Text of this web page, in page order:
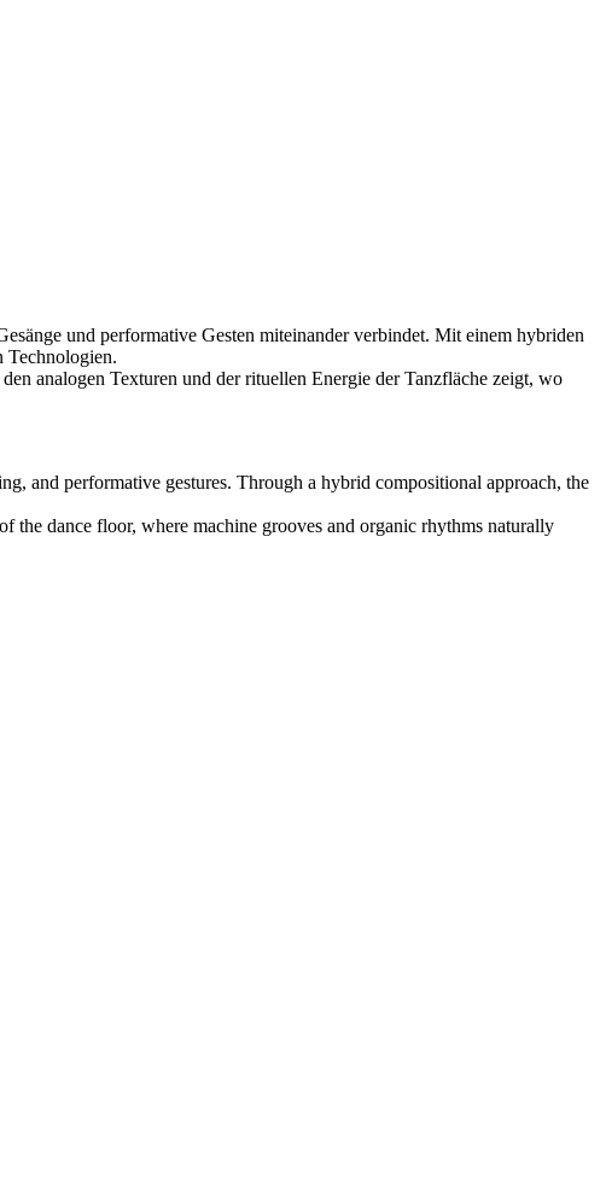
und performative Gesten miteinander verbindet. Mit einem hybriden
Technologien.
analogen Texturen und der rituellen Energie der Tanzfläche zeigt, wo
and performative gestures. Through a hybrid compositional approach, the
the dance floor, where machine grooves and organic rhythms naturally